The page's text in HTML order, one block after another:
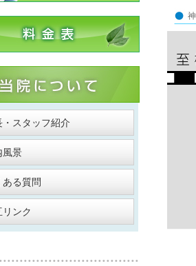
・スタッフ紹介
風景
ある質問
リンク